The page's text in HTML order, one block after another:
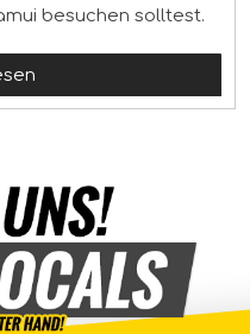
besuchen solltest.